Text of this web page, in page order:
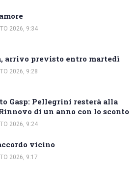
2026, 9:34
arrivo previsto entro martedì
2026, 9:28
Gasp: Pellegrini resterà alla
di un anno con lo sconto
2026, 9:24
vicino
2026, 9:17